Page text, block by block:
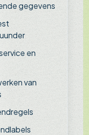
gegevens
en
van